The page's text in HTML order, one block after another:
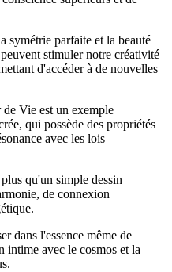
symétrie parfaite et la beauté
stimuler notre créativité
d'accéder à de nouvelles
Vie est un exemple
qui possède des propriétés
avec les lois
qu'un simple dessin
de connexion
dans l'essence même de
intime avec le cosmos et la